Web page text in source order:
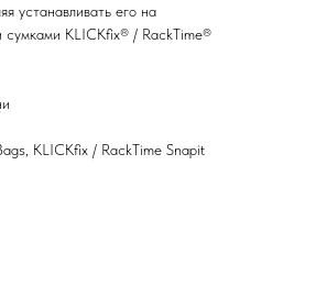
устанавливать его на
сумками KLICKfix® / RackTime®
KLICKfix / RackTime Snapit